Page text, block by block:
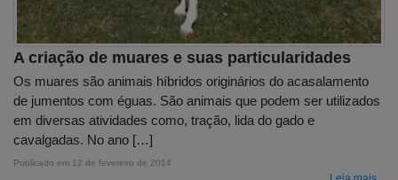
A criação de muares e suas particularidades
Os muares são animais híbridos originários do acasalamento
de jumentos com éguas. São animais que podem ser utilizados
em diversas atividades como, tração, lida do gado e
cavalgadas. No ano […]
Publicado em 12 de fevereiro de 2014